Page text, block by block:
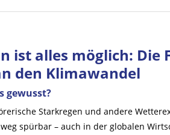
ist alles möglich: Die
den Klimawandel
gewusst?
Starkregen und andere
spürbar – auch in der globalen